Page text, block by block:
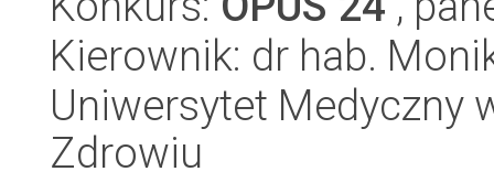
Kierownik: dr hab.
Uniwersytet Medyczny
Zdrowiu